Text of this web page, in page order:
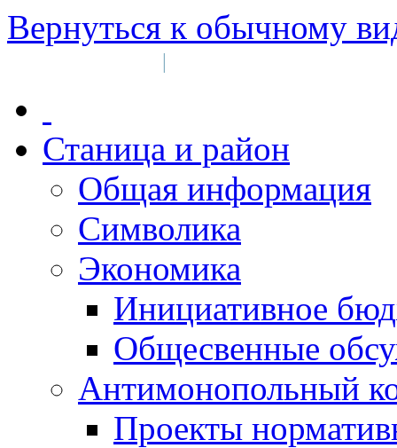
Вернуться к обычному
|
Станица и район
Общая информация
Символика
Экономика
Инициативное
Общесвенные
Антимонопольный
Проекты